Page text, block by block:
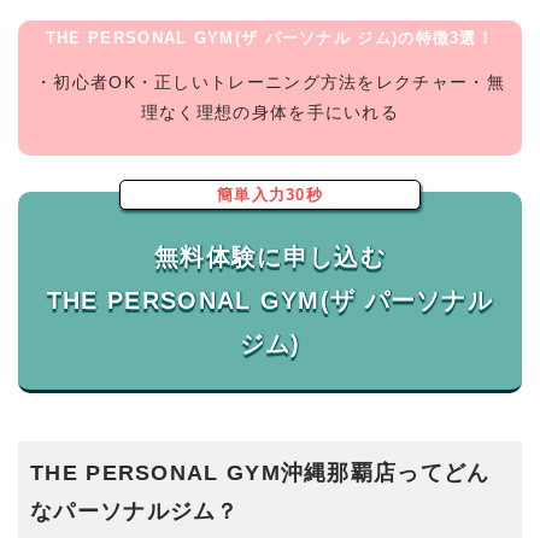
THE PERSONAL GYM(ザ パーソナル ジム)の特徴3選！
・初心者OK・正しいトレーニング方法をレクチャー・無
理なく理想の身体を手にいれる
簡単入力30秒
無料体験に申し込む
THE PERSONAL GYM(ザ パーソナル
THE PERSONAL GYM沖縄那覇店ってどん
なパーソナルジム？